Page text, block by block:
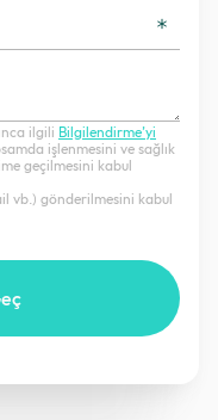
ilgili Bilgilendirme’yi
işlenmesini ve sağlık
geçilmesini kabul
vb.) gönderilmesini kabul